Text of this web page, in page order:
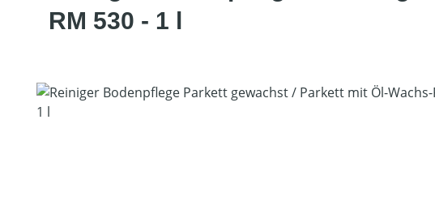
RM 530 - 1 l
Bildergalerie überspringen